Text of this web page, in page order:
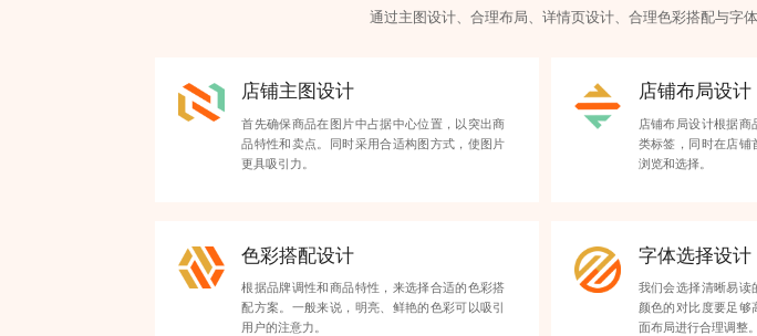
通过主图设计、合理布局、详情页设计、合理色彩搭配与字
店铺主图设计
首先确保商品在图片中占据中心位置，以突出商
品特性和卖点。同时采用合适构图方式，使图片
更具吸引力。
店铺布局设计
店铺布局设计根据商
类标签，同时在店铺
浏览和选择。
色彩搭配设计
根据品牌调性和商品特性，来选择合适的色彩搭
配方案。一般来说，明亮、鲜艳的色彩可以吸引
用户的注意力。
字体选择设计
我们会选择清晰易读
颜色的对比度要足够
面布局进行合理调整。